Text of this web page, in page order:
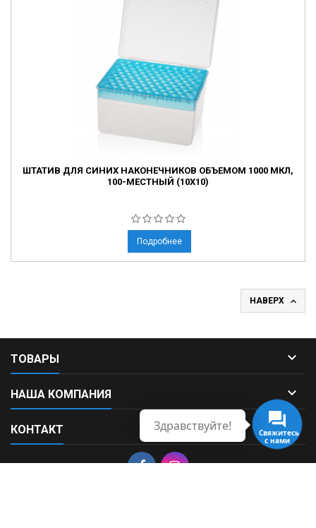
ШТАТИВ ДЛЯ СИНИХ НАКОНЕЧНИКОВ ОБЪЕМОМ 1000 МКЛ,
100-МЕСТНЫЙ (10X10)
Подробнее
НАВЕРХ 
ТОВАРЫ 
НАША КОМПАНИЯ 
КОНТАКТ 
Здравствуйте!